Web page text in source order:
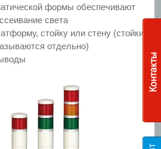
формы обеспечивают
света
стойку или стену (стойки
отдельно)